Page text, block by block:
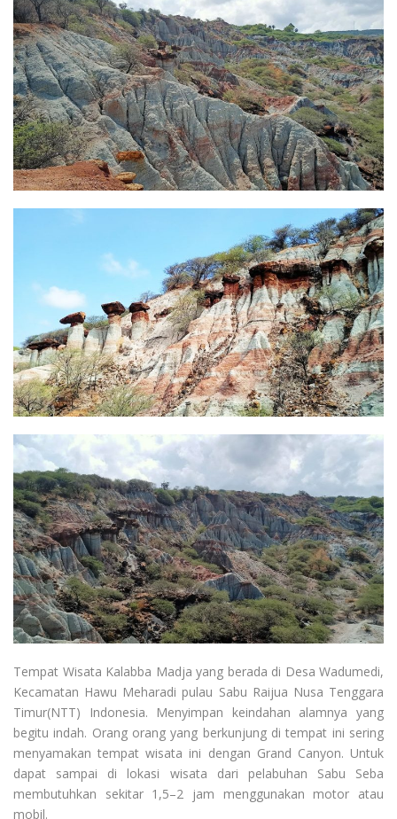
Tempat Wisata Kalabba Madja yang berada di Desa Wadumedi,
Kecamatan Hawu Meharadi pulau Sabu Raijua Nusa Tenggara
Timur(NTT) Indonesia. Menyimpan keindahan alamnya yang
begitu indah. Orang orang yang berkunjung di tempat ini sering
menyamakan tempat wisata ini dengan Grand Canyon. Untuk
dapat sampai di lokasi wisata dari pelabuhan Sabu Seba
membutuhkan sekitar 1,5–2 jam menggunakan motor atau
mobil.